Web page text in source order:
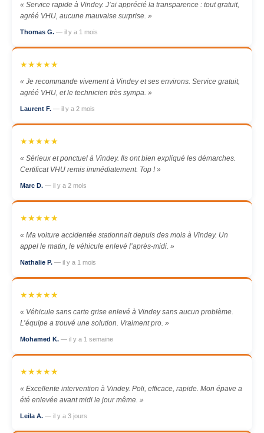
« Service rapide à Vindey. J’ai apprécié la transparence : tout gratuit,
agréé VHU, aucune mauvaise surprise. »
Thomas G. — il y a 1 mois
★★★★★
« Je recommande vivement à Vindey et ses environs. Service gratuit,
agréé VHU, et le technicien très sympa. »
Laurent F. — il y a 2 mois
★★★★★
« Sérieux et ponctuel à Vindey. Ils ont bien expliqué les démarches.
Certificat VHU remis immédiatement. Top ! »
Marc D. — il y a 2 mois
★★★★★
« Ma voiture accidentée stationnait depuis des mois à Vindey. Un
appel le matin, le véhicule enlevé l’après-midi. »
Nathalie P. — il y a 1 mois
★★★★★
« Véhicule sans carte grise enlevé à Vindey sans aucun problème.
L’équipe a trouvé une solution. Vraiment pro. »
Mohamed K. — il y a 1 semaine
★★★★★
« Excellente intervention à Vindey. Poli, efficace, rapide. Mon épave a
été enlevée avant midi le jour même. »
Leila A. — il y a 3 jours